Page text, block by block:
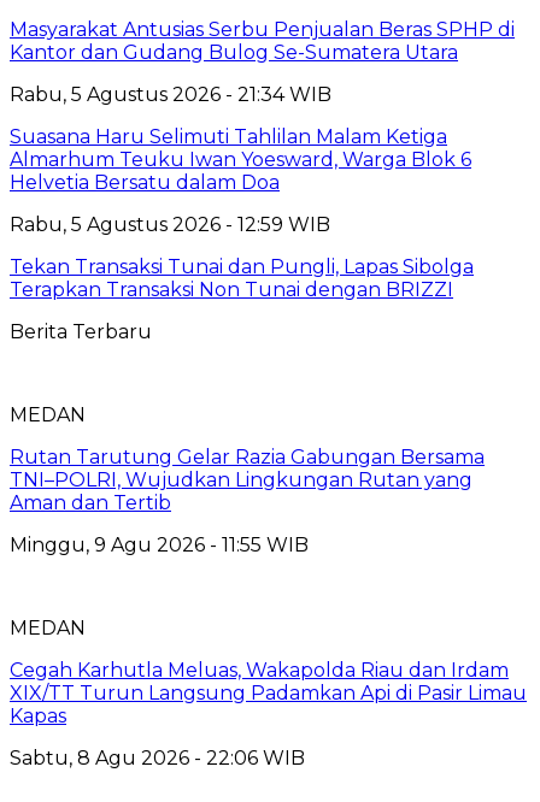
Masyarakat Antusias Serbu Penjualan Beras SPHP di
Kantor dan Gudang Bulog Se-Sumatera Utara
Rabu, 5 Agustus 2026 - 21:34 WIB
Suasana Haru Selimuti Tahlilan Malam Ketiga
Almarhum Teuku Iwan Yoesward, Warga Blok 6
Helvetia Bersatu dalam Doa
Rabu, 5 Agustus 2026 - 12:59 WIB
Tekan Transaksi Tunai dan Pungli, Lapas Sibolga
Terapkan Transaksi Non Tunai dengan BRIZZI
Berita Terbaru
MEDAN
Rutan Tarutung Gelar Razia Gabungan Bersama
TNI–POLRI, Wujudkan Lingkungan Rutan yang
Aman dan Tertib
Minggu, 9 Agu 2026 - 11:55 WIB
MEDAN
Cegah Karhutla Meluas, Wakapolda Riau dan Irdam
XIX/TT Turun Langsung Padamkan Api di Pasir Limau
Kapas
Sabtu, 8 Agu 2026 - 22:06 WIB